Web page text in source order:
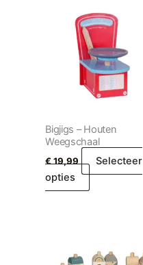
Bigjigs – Houten
Weegschaal
€19,99
Selecteer
opties